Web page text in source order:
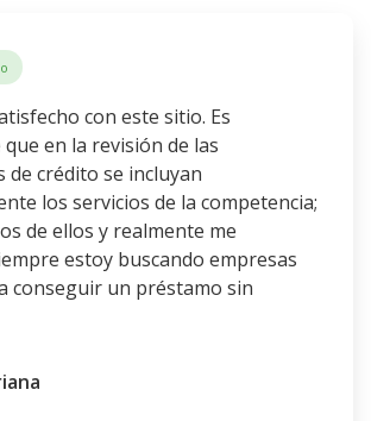
con este sitio. Es
en la revisión de las
de crédito se incluyan
los servicios de la competencia;
de ellos y realmente me
estoy buscando empresas
conseguir un préstamo sin